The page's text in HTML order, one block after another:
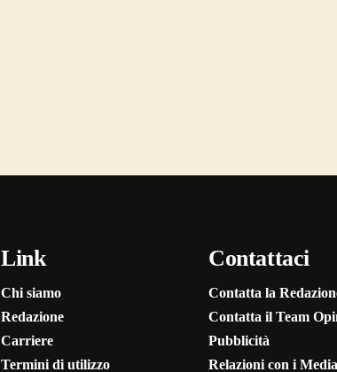
Link
Chi siamo
Redazione
Carriere
Termini di utilizzo
Contattaci
Contatta la
Contatta il Team
Pubblicità
Relazioni con i Media